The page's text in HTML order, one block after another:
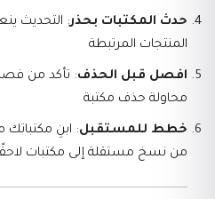
حدث المكتبات بحذر: التحديث
المنتجات المرتبطة
افصل قبل الحذف: تأكد من
محاولة حذف مكتبة
خطط للمستقبل: ابنِ
من نسخ مستقلة إلى مكتبات